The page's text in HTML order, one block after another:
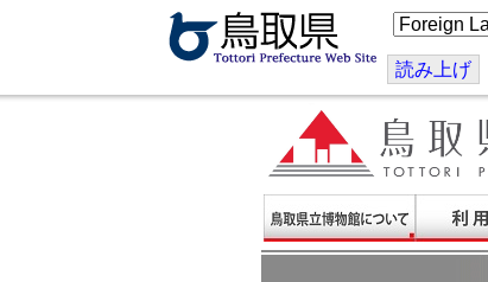
こ
の
ジ
を
翻
訳
す
る
読み上げ